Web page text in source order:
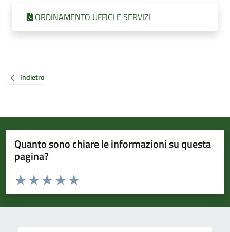
ORDINAMENTO UFFICI E SERVIZI
Indietro
Quanto sono chiare le informazioni su questa
pagina?
Valuta da 1 a 5 stelle la pagina
Valuta 5 stelle su 5
Valuta 4 stelle su 5
Valuta 3 stelle su 5
Valuta 2 stelle su 5
Valuta 1 stelle su 5